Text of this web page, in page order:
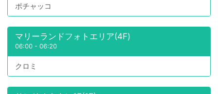
ポチャッコ
マリーランドフォトエリア(4F)
06:00 - 06:20
クロミ